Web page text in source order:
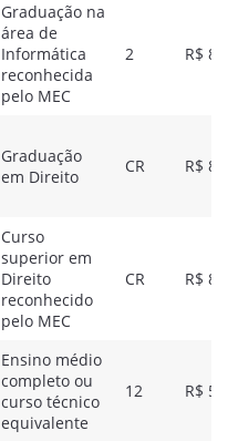
Graduação na
área de
Informática
reconhecida
pelo MEC
2 R$
Graduação
em Direito
CR R$
Curso
superior em
Direito
reconhecido
pelo MEC
CR R$
Ensino médio
completo ou
curso técnico
equivalente
12 R$